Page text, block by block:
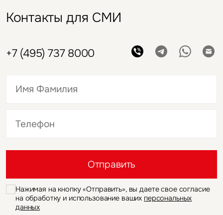
Контакты для СМИ
+7 (495) 737 8000
Отправить
Нажимая на кнопку «Отправить», вы даете свое согласие
на обработку и использование ваших персональных
данных